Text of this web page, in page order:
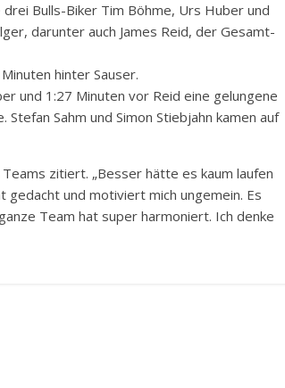
Bulls-Biker Tim Böhme, Urs Huber und
darunter auch James Reid, der Gesamt-
hinter Sauser.
und 1:27 Minuten vor Reid eine gelungene
Sahm und Simon Stiebjahn kamen auf
zitiert. „Besser hätte es kaum laufen
gedacht und motiviert mich ungemein. Es
Team hat super harmoniert. Ich denke